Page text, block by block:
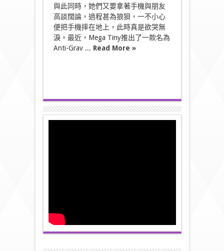
與此同時，她們又要拿著手機與朋友
高談闊論，過程甚為狼狽，一不小心
便把手機摔在地上，此時真是欲哭無
淚。最近，Mega Tiny推出了一款名為
Anti-Grav ... Read More »